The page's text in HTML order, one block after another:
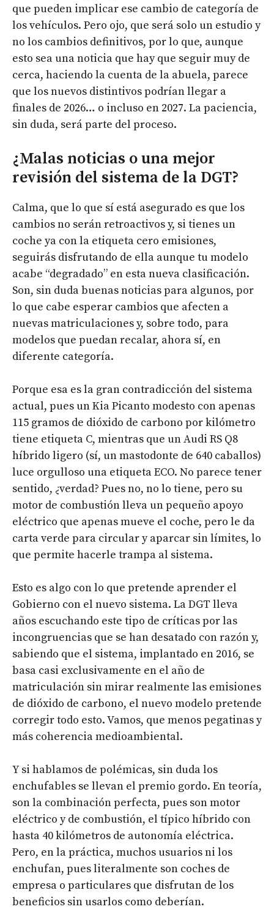
que pueden implicar ese cambio de categoría de
los vehículos. Pero ojo, que será solo un estudio y
no los cambios definitivos, por lo que, aunque
esto sea una noticia que hay que seguir muy de
cerca, haciendo la cuenta de la abuela, parece
que los nuevos distintivos podrían llegar a
finales de 2026… o incluso en 2027. La paciencia,
sin duda, será parte del proceso.
¿Malas noticias o una mejor
revisión del sistema de la DGT?
Calma, que lo que sí está asegurado es que los
cambios no serán retroactivos y, si tienes un
coche ya con la etiqueta cero emisiones,
seguirás disfrutando de ella aunque tu modelo
acabe “degradado” en esta nueva clasificación.
Son, sin duda buenas noticias para algunos, por
lo que cabe esperar cambios que afecten a
nuevas matriculaciones y, sobre todo, para
modelos que puedan recalar, ahora sí, en
diferente categoría.
Porque esa es la gran contradicción del sistema
actual, pues un Kia Picanto modesto con apenas
115 gramos de dióxido de carbono por kilómetro
tiene etiqueta C, mientras que un Audi RS Q8
híbrido ligero (sí, un mastodonte de 640 caballos)
luce orgulloso una etiqueta ECO. No parece tener
sentido, ¿verdad? Pues no, no lo tiene, pero su
motor de combustión lleva un pequeño apoyo
eléctrico que apenas mueve el coche, pero le da
carta verde para circular y aparcar sin límites, lo
que permite hacerle trampa al sistema.
Esto es algo con lo que pretende aprender el
Gobierno con el nuevo sistema. La DGT lleva
años escuchando este tipo de críticas por las
incongruencias que se han desatado con razón y,
sabiendo que el sistema, implantado en 2016, se
basa casi exclusivamente en el año de
matriculación sin mirar realmente las emisiones
de dióxido de carbono, el nuevo modelo pretende
corregir todo esto. Vamos, que menos pegatinas y
más coherencia medioambiental.
Y si hablamos de polémicas, sin duda los
enchufables se llevan el premio gordo. En teoría,
son la combinación perfecta, pues son motor
eléctrico y de combustión, el típico híbrido con
hasta 40 kilómetros de autonomía eléctrica.
Pero, en la práctica, muchos usuarios ni los
enchufan, pues literalmente son coches de
empresa o particulares que disfrutan de los
beneficios sin usarlos como deberían.